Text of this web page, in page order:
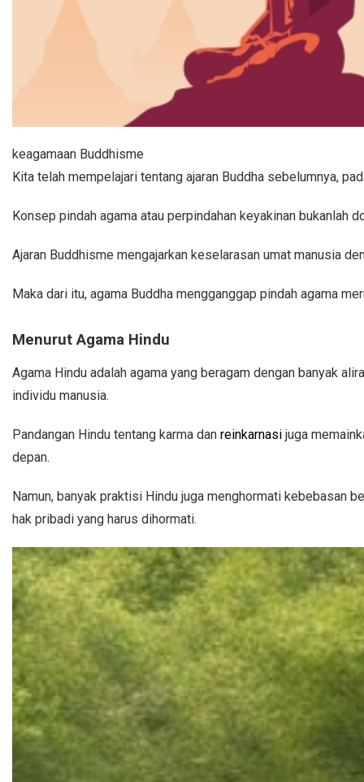
keagamaan Buddhisme
Kita telah mempelajari tentang ajaran Buddha sebelumnya,
Konsep pindah agama atau perpindahan keyakinan bukanlah
Ajaran Buddhisme mengajarkan keselarasan umat manusia
Maka dari itu, agama Buddha mengganggap pindah agama
Menurut Agama Hindu
Agama Hindu adalah agama yang beragam dengan banyak
individu manusia.
Pandangan Hindu tentang karma dan reinkarnasi juga
depan.
Namun, banyak praktisi Hindu juga menghormati kebebasan
hak pribadi yang harus dihormati.